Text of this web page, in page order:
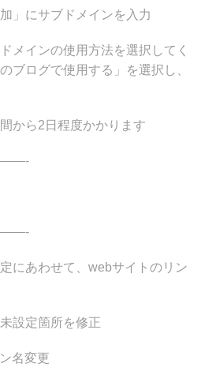
」にサブドメインを入力
メインの使用方法を選択してく
ブログで使用する」を選択し、
から2日程度かかります
にあわせて、webサイトのリン
設定箇所を修正
名変更